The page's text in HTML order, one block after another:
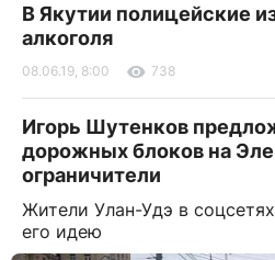
В Якутии полицейские
алкоголя
08.06.19, 8:00 738
Игорь Шутенков
дорожных блоков на
ограничители
Жители Улан-Удэ в
его идею